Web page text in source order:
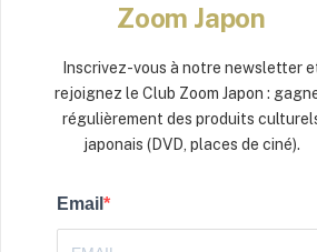
Zoom Japon
Inscrivez-vous à notre newsletter
rejoignez le Club Zoom Japon :
régulièrement des produits
japonais (DVD, places de ciné).
Email